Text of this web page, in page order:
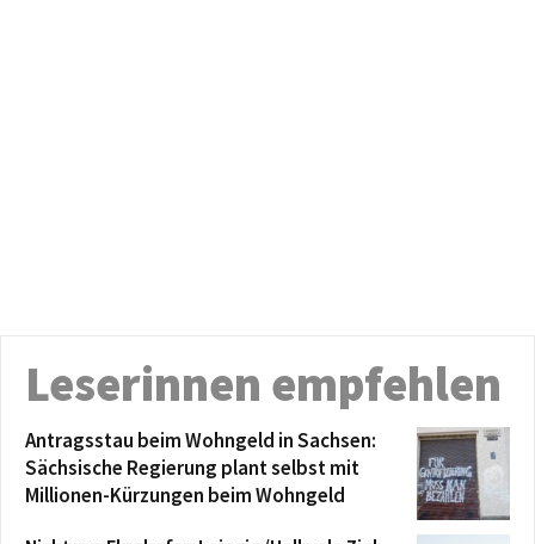
Leserinnen empfehlen
Antragsstau beim Wohngeld in Sachsen:
Sächsische Regierung plant selbst mit
Millionen-Kürzungen beim Wohngeld